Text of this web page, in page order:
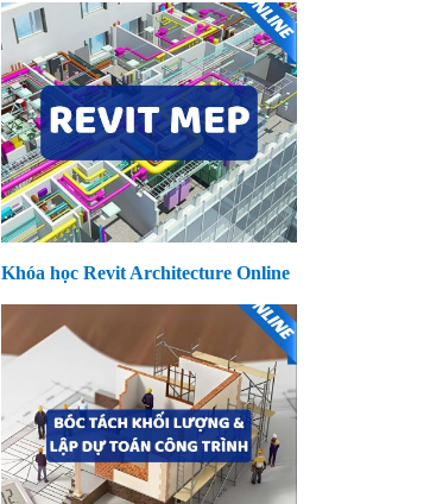
Khóa học Revit Architecture Online